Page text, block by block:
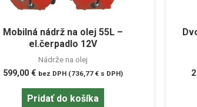
Mobilná nádrž na olej 55L –
el.čerpadlo 12V
Nádrže na olej
599,00 € bez DPH (736,77 €s DPH)
Pridať do košíka